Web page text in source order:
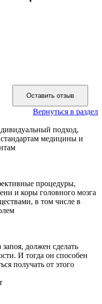
Оставить отзыв
Вернуться в раздел
подход,
медицины и
процедуры,
и коры головного мозга
в том числе в
должен сделать
И тогда он способен
получать от этого